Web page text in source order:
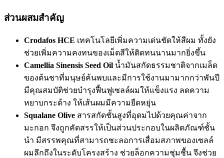
ส่วนผสมสำคัญ
Crodafos HCE เทคโนโลยีเพิ่มความเด่นชัดให้สีผม ทั้งยัง
ช่วยเพิ่มความคงทนของเม็ดสีให้ติดทนนานมากยิ่งขึ้น
Camellia Sinensis Seed Oil น้ำมันสกัดธรรมชาติจากเมล็ด
ของต้นชาที่มนุษย์ค้นพบและมีการใช้งานมามากกว่าพันปี
มีคุณสมบัติช่วยบำรุงฟื้นฟูเซลล์ผมให้แข็งแรง ลดความ
หยาบกระด้าง ให้เส้นผมมีความยืดหยุ่น
Squalane Olive สารสกัดชั้นสูงที่อุดมไปด้วยคุณค่าจาก
มะกอก จึงถูกคัดสรรให้เป็นส่วนประกอบในผลิตภัณฑ์ชั้น
นำ มีสรรพคุณที่สามารถชะลอการเสื่อมสภาพของเซลล์
ผมลึกถึงในระดับโครงสร้าง ช่วยล็อกความชุ่มชื้น จึงช่วย